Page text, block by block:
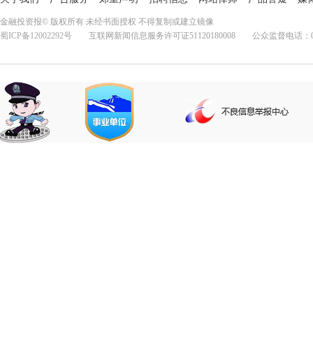
金融投资报© 版权所有 未经书面授权 不得复制或建立镜像
蜀ICP备12002292号 互联网新闻信息服务许可证51120180008 公众监督电话：